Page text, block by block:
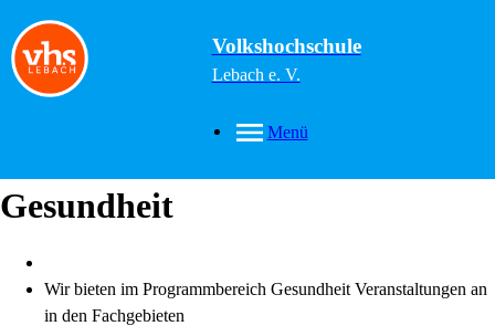
Volkshochschule
Lebach e. V.
Menü
Gesundheit
Wir bieten im Programmbereich Gesundheit Veranstaltungen an
in den Fachgebieten